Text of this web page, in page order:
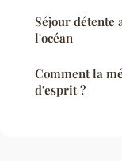
Séjour détente
l'océan
Comment la
d'esprit ?